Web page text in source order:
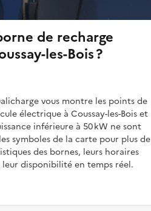
de recharge
les-Bois ?
vous montre les points de
électrique à Coussay-les-Bois et
inférieure à 50 kW ne sont
symboles de la carte pour plus de
des bornes, leurs horaires
disponibilité en temps réel.